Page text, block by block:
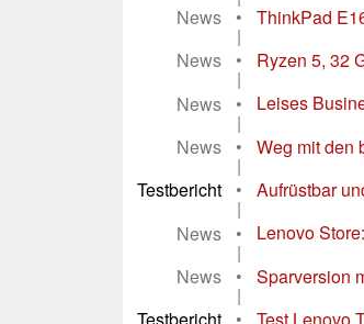
News
• ThinkPad
|
News
• Ryzen 5, 32
|
News
• Leises
|
News
• Weg mit den
|
Testbericht
• Aufrüstbar
|
News
• Lenovo
|
News
• Sparversion
|